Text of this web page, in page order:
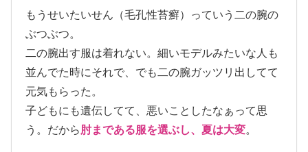
もうせいたいせん（毛孔性苔癬）っていう二の腕の
ぶつぶつ。
二の腕出す服は着れない。細いモデルみたいな人も
並んでた時にそれで、でも二の腕ガッツリ出してて
元気もらった。
子どもにも遺伝してて、悪いことしたなぁって思
う。だから肘まである服を選ぶし、夏は大変。